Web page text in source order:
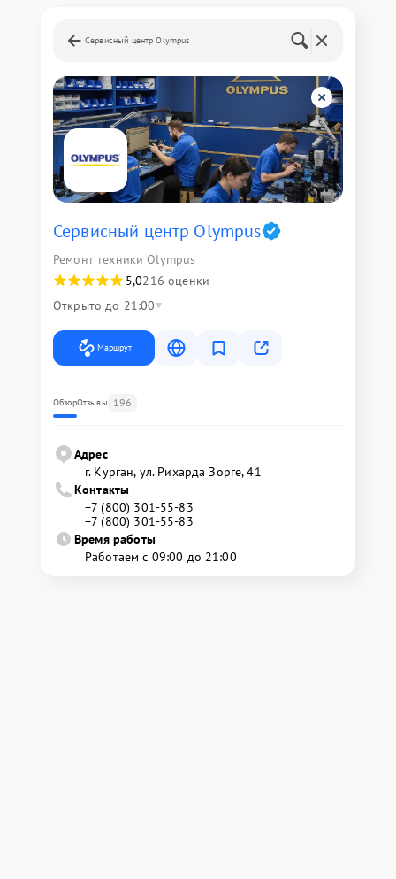
Сервисный центр Olympus
Сервисный центр Olympus
Ремонт техники Olympus
5,0216 оценки
Открыто до 21:00
Маршрут
ОбзорОтзывы 196
Адрес
г. Курган, ул. Рихарда Зорге, 41
Контакты
+7 (800) 301-55-83
+7 (800) 301-55-83
Время работы
Работаем с 09:00 до 21:00